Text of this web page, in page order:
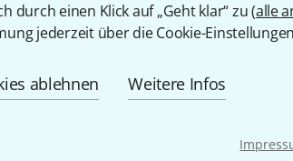
durch einen Klick auf „Geht klar“ zu (alle
jederzeit über die Cookie-
ablehnen Weitere Infos
Ja